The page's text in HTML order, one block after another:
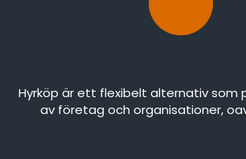
Hyrköp är ett flexibelt alternativ som
av företag och organisationer,